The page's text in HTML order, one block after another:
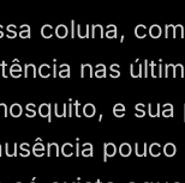
coluna,
nas
e